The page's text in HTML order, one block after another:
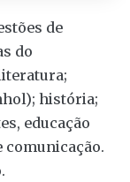
de
do
história;
educação